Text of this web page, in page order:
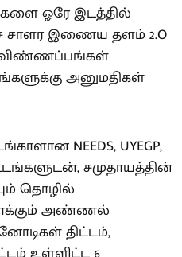
ஓரே இடத்தில்
சாளர இணைய தளம் 2.O
விண்ணப்பங்கள்
அனுமதிகள்
NEEDS, UYEGP,
சமுதாயத்தின்
தொழில்
அண்ணல்
திட்டம்,